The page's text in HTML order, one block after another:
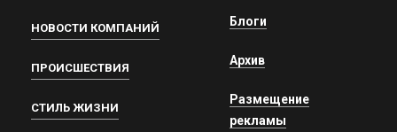
НОВОСТИ КОМПАНИЙ
ПРОИСШЕСТВИЯ
СТИЛЬ ЖИЗНИ
Блоги
Архив
Размещение
рекламы